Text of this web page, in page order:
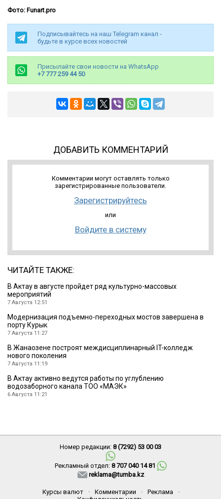
Фото: Funart.pro
Подписывайтесь на наш Telegram канал -
будьте в курсе всех новостей
Присылайте свои новости на WhatsApp
+7 777 259 44 50
ДОБАВИТЬ КОММЕНТАРИЙ
Комментарии могут оставлять только
зарегистрированные пользователи.
Зарегистрируйтесь
или
Войдите в систему
ЧИТАЙТЕ ТАКЖЕ:
В Актау в августе пройдет ряд культурно-массовых
мероприятий
7 Августа 12:51
Модернизация подъемно-переходных мостов завершена в
порту Курык
7 Августа 11:27
В Жанаозене построят междисциплинарный IT-колледж
нового поколения
7 Августа 11:19
В Актау активно ведутся работы по углублению
водозаборного канала ТОО «МАЭК»
6 Августа 11:21
Номер редакции: 8 (7292) 53 00 03
Рекламный отдел: 8 707 040 14 81
reklama@tumba.kz
Курсы валют · Комментарии · Реклама
·